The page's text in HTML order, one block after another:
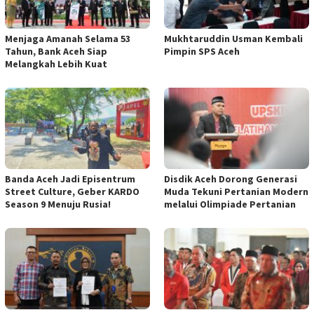
Menjaga Amanah Selama 53
Tahun, Bank Aceh Siap
Melangkah Lebih Kuat
Mukhtaruddin Usman Kembali
Pimpin SPS Aceh
Banda Aceh Jadi Episentrum
Street Culture, Geber KARDO
Season 9 Menuju Rusia!
Disdik Aceh Dorong Generasi
Muda Tekuni Pertanian Modern
melalui Olimpiade Pertanian